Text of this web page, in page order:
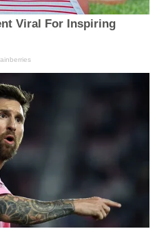
Viral For Inspiring